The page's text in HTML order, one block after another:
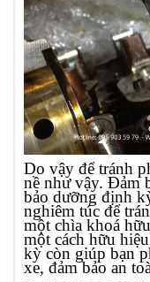
Do vậy để tránh
nề như vậy. Đảm
bảo dưỡng định
nghiêm túc để
một chìa khoá
một cách hữu
kỳ còn giúp bạn
xe, đảm bảo an